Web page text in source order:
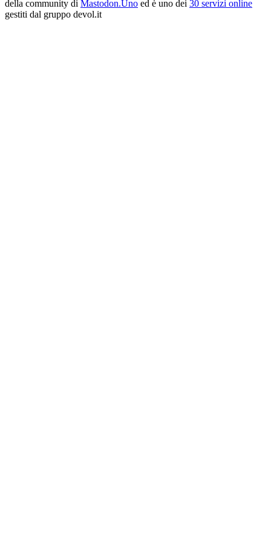
della community di Mastodon.Uno ed è uno dei 30 servizi online
gestiti dal gruppo devol.it